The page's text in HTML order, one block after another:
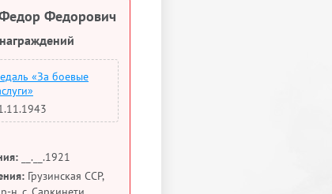
Федорович
«За боевые
__.__.1921
Грузинская ССР,